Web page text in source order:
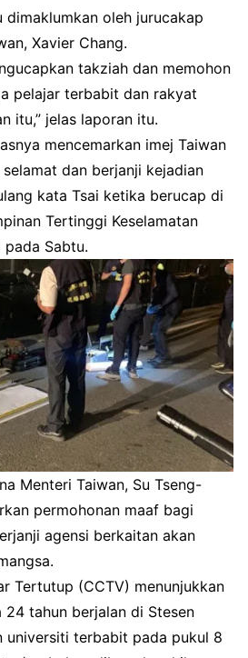
dimaklumkan oleh jurucakap
Xavier Chang.
takziah dan memohon
pelajar terbabit dan rakyat
itu,” jelas laporan itu.
mencemarkan imej Taiwan
dan berjanji kejadian
kata Tsai ketika berucap di
Tertinggi Keselamatan
pada Sabtu.
Menteri Taiwan, Su Tseng-
permohonan maaf bagi
agensi berkaitan akan
Tertutup (CCTV) menunjukkan
24 tahun berjalan di Stesen
universiti terbabit pada pukul 8